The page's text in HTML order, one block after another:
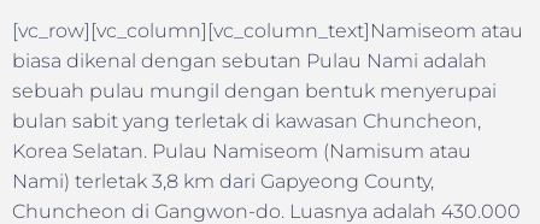
[vc_row][vc_column][vc_column_text]Namiseom atau
biasa dikenal dengan sebutan Pulau Nami adalah
sebuah pulau mungil dengan bentuk menyerupai
bulan sabit yang terletak di kawasan Chuncheon,
Korea Selatan. Pulau Namiseom (Namisum atau
Nami) terletak 3,8 km dari Gapyeong County,
Chuncheon di Gangwon-do. Luasnya adalah 430.000